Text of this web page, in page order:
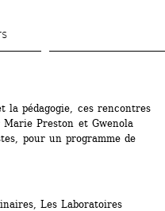
contenu
la pédagogie, ces rencontres
Preston et Gwenola
pour un programme de
Les Laboratoires